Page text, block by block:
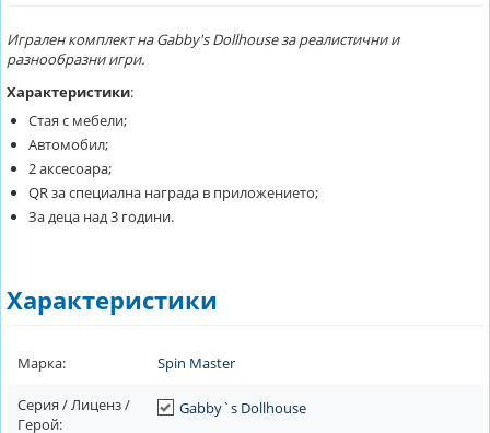
Игрален комплект на Gabby's Dollhouse за реалистични и
разнообразни игри.
Характеристики:
Стая с мебели;
Автомобил;
2 аксесоара;
QR за специална награда в приложението;
За деца над 3 години.
Характеристики
Марка: Spin Master
Серия / Лиценз /
Герой:
Gabby`s Dollhouse